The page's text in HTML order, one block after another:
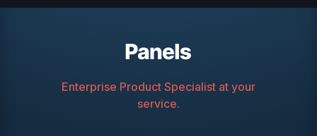
Enterprise Product Specialist at your
service.